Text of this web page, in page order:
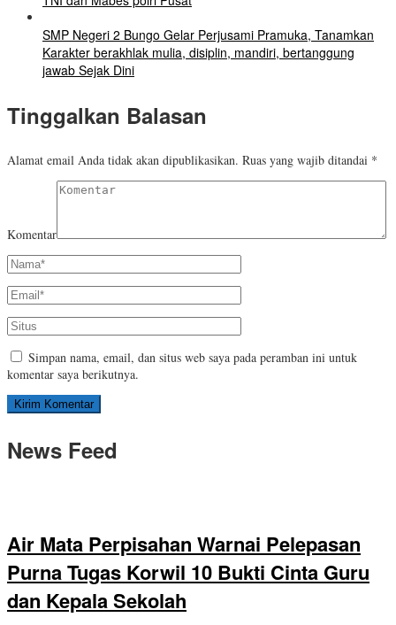
SMP Negeri 2 Bungo Gelar Perjusami Pramuka, Tanamkan
Karakter berakhlak mulia, disiplin, mandiri, bertanggung
jawab Sejak Dini
Tinggalkan Balasan
Alamat email Anda tidak akan dipublikasikan. Ruas yang wajib ditandai *
Komentar
Simpan nama, email, dan situs web saya pada peramban ini untuk
komentar saya berikutnya.
News Feed
Air Mata Perpisahan Warnai Pelepasan
Purna Tugas Korwil 10 Bukti Cinta Guru
dan Kepala Sekolah